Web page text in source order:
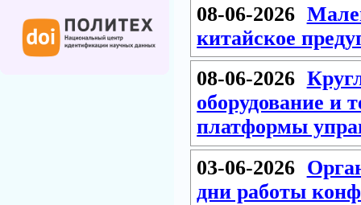
08-06-2026
китайское
08-06-2026
оборудование и
платформы
03-06-2026
дни работы